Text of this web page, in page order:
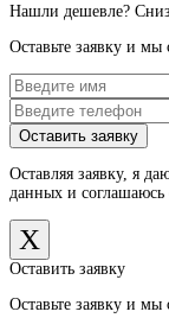
Нашли дешевле?
Оставьте заявку и
Оставляя заявку, я
данных и
X
Оставить заявку
Оставьте заявку и